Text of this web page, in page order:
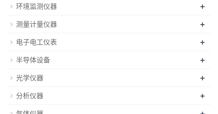
环境监测仪器 +
测量计量仪器 +
电子电工仪表 +
半导体设备 +
光学仪器 +
分析仪器 +